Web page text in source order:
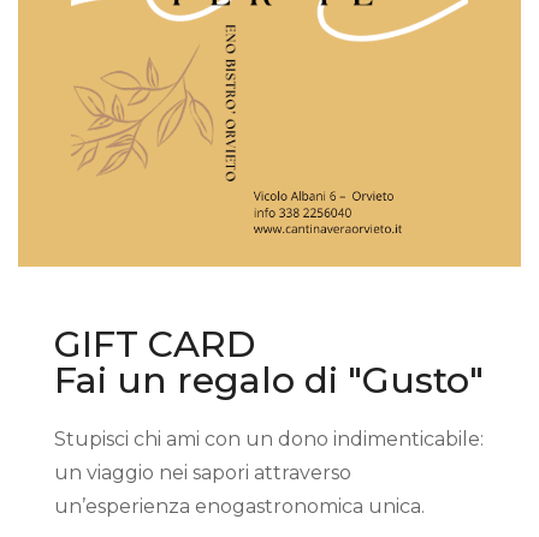
GIFT CARD
Fai un regalo di "Gusto"
Stupisci chi ami con un dono indimenticabile:
un viaggio nei sapori attraverso
un’esperienza enogastronomica unica.